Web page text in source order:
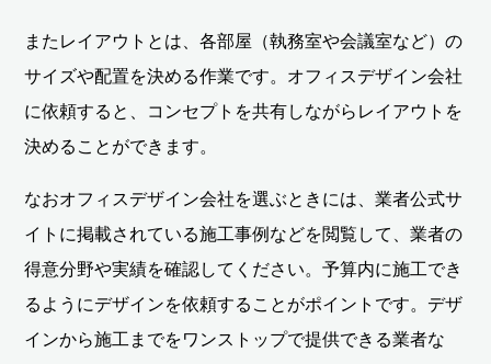
またレイアウトとは、各部屋（執務室や会議室など）の
サイズや配置を決める作業です。オフィスデザイン会社
に依頼すると、コンセプトを共有しながらレイアウトを
決めることができます。
なおオフィスデザイン会社を選ぶときには、業者公式サ
イトに掲載されている施工事例などを閲覧して、業者の
得意分野や実績を確認してください。予算内に施工でき
るようにデザインを依頼することがポイントです。デザ
インから施工までをワンストップで提供できる業者な